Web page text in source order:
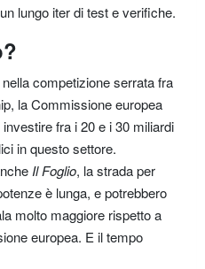
lungo iter di test e verifiche.
competizione serrata fra
la Commissione europea
fra i 20 e i 30 miliardi
in questo settore.
Il Foglio, la strada per
è lunga, e potrebbero
molto maggiore rispetto a
europea. E il tempo